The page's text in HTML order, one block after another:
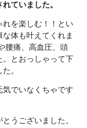
ていました。
れを楽しむ！！とい
体も叶えてくれま
腰痛、高血圧、頭
。とおっしゃって下
。
でいなくちゃです
うございました。